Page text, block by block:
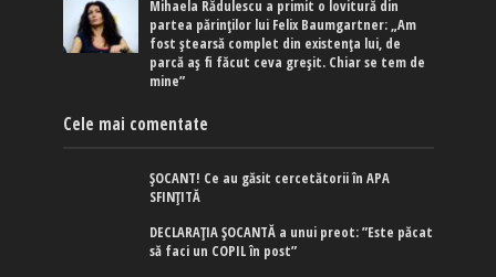
Mihaela Rădulescu a primit o lovitură din
partea părinților lui Felix Baumgartner: „Am
fost ștearsă complet din existența lui, de
parcă aș fi făcut ceva greșit. Chiar se tem de
mine”
Cele mai comentate
ȘOCANT! Ce au găsit cercetătorii în APA
SFINȚITĂ
DECLARAȚIA ȘOCANTĂ a unui preot: ”Este păcat
să faci un COPIL în post”